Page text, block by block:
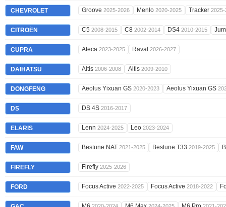
CHEVROLET Groove 2025-2026 Menlo 2020-2025 Tracker 2025-
CITROËN C5 2008-2015 C8 2002-2014 DS4 2010-2015
CUPRA Ateca 2023-2025 Raval 2026-2027
DAIHATSU Altis 2006-2008 Altis 2009-2010
DONGFENG Aeolus Yixuan GS 2020-2023 Aeolus Yixuan GS
DS DS 4S 2016-2017
ELARIS Lenn 2024-2025 Leo 2023-2024
FAW Bestune NAT 2021-2025 Bestune T33 2019-2025
FIREFLY Firefly 2025-2026
FORD Focus Active 2022-2025 Focus Active 2018-2022